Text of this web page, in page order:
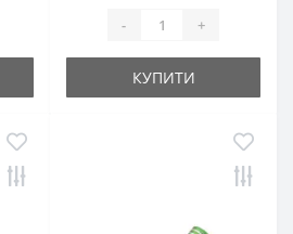
- +
КУПИТИ